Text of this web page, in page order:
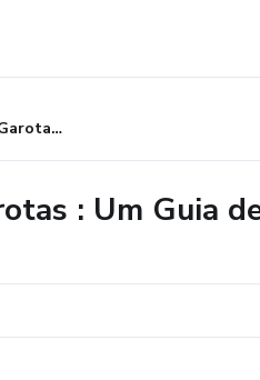
Finanças para Garotas : Um Guia de Educação Financeira Feminina
: Um Guia